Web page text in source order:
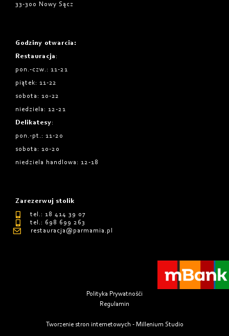
33-300 Nowy Sącz
Godziny otwarcia :
Restauracja :
pon.-czw.: 11-21
piątek: 11-22
sobota: 10-22
niedziela: 12-21
Delikatesy:
pon.-pt.: 11-20
sobota: 10-20
niedziela handlowa: 12-18
Zarezerwuj stolik
tel.: 18 414 39 07
tel.: 698 699 263
restauracja@parmamia.pl
Polityka Prywatnośći
Regulamin
Tworzenie stron internetowych - Millenium Studio